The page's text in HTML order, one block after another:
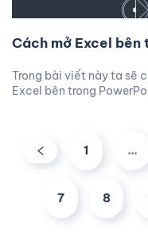
Cách mở Excel
Trong bài viết này ta sẽ
Excel bên trong
1 …
7 8